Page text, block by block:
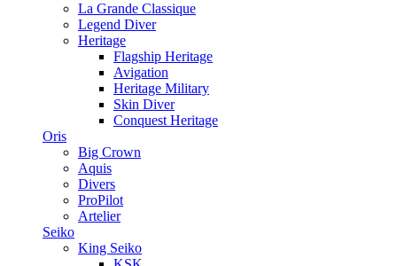
La Grande Classique
Legend Diver
Heritage
Flagship Heritage
Avigation
Heritage Military
Skin Diver
Conquest Heritage
Oris
Big Crown
Aquis
Divers
ProPilot
Artelier
Seiko
King Seiko